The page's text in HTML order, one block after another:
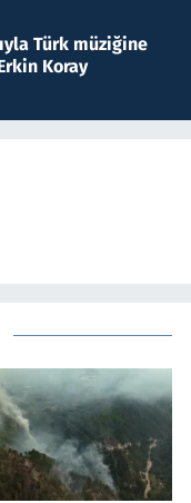
Türk müziğine
Koray